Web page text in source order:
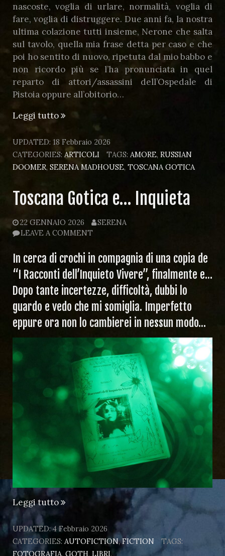
nascoste, voglia di urlare, normalità, voglia di
fare, voglia di distruggere. Due anni fa, la nostra
ultima colazione tutti insieme, Nerone che salta
sul tavolo, quella mia frase detta per caso e che
poi ho sentito di nuovo, ripetuta dal mio babbo e
non ricordo più se l’ha pronunciata in quel
reparto di attori/assassini dell’Ospedale di
Pistoia oppure all’obitorio…
Leggi tutto“Giorni
UPDATED: 18 Febbraio 2026
CATEGORIES: ARTICOLI TAGS:AMORE,RUSSIAN
DOOMER, SERENA MADHOUSE, TOSCANA GOTICA
Toscana Gotica e… Inquieta
22 GENNAIO 2026
SERENA
LEAVE A COMMENT
In cerca di crochi in compagnia di una copia de
“I Racconti dell’Inquieto Vivere”, finalmente e…
Dopo tante incertezze, difficoltà, dubbi lo
guardo e vedo che mi somiglia. Imperfetto
eppure ora non lo cambierei in nessun modo…
Leggi tutto“Toscana
e…
Inquieta”
UPDATED:4 Febbraio 2026
CATEGORIES: AUTOFICTION,FICTION
TAGS:
FOTOGRAFIA, GOTH, LIBRI,